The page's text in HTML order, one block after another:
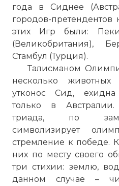
года в Сиднее
городов-
этих Игр были:
(Великобритания),
Стамбул (Турция).
Талисманом
несколько
утконос Сид,
только в Австралии.
триада, по
символизирует
стремление к победе.
них по месту своего
три стихии: землю,
данном случае –